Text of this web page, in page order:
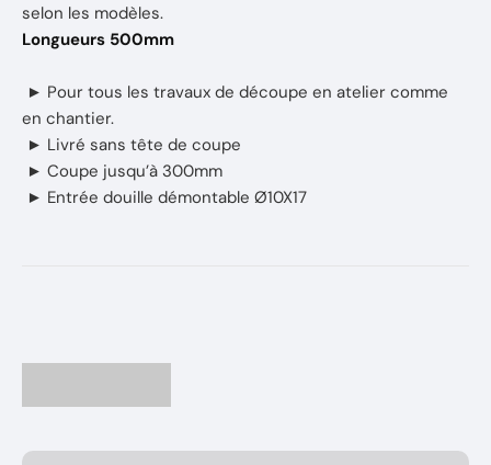
selon les modèles.
Longueurs 500mm
► Pour tous les travaux de découpe en atelier comme
en chantier.
► Livré sans tête de coupe
► Coupe jusqu’à 300mm
► Entrée douille démontable Ø10X17